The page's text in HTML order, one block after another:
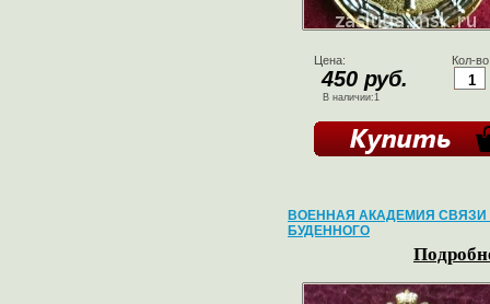
Цена:
450 руб.
В наличии:1
Кол-
ВОЕННАЯ АКАДЕМИЯ СВЯЗИ
БУДЕННОГО